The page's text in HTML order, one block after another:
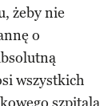
żeby nie
o
wszystkich